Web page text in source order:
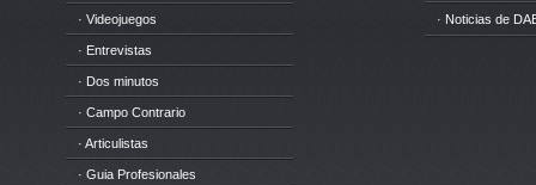
· Videojuegos
· Entrevistas
· Dos minutos
· Campo Contrario
· Articulistas
· Guia Profesionales
· Noticias de